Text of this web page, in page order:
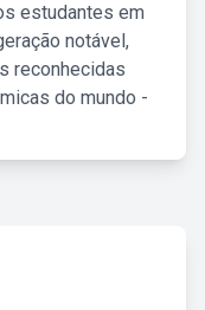
estudantes em
notável,
reconhecidas
do mundo -